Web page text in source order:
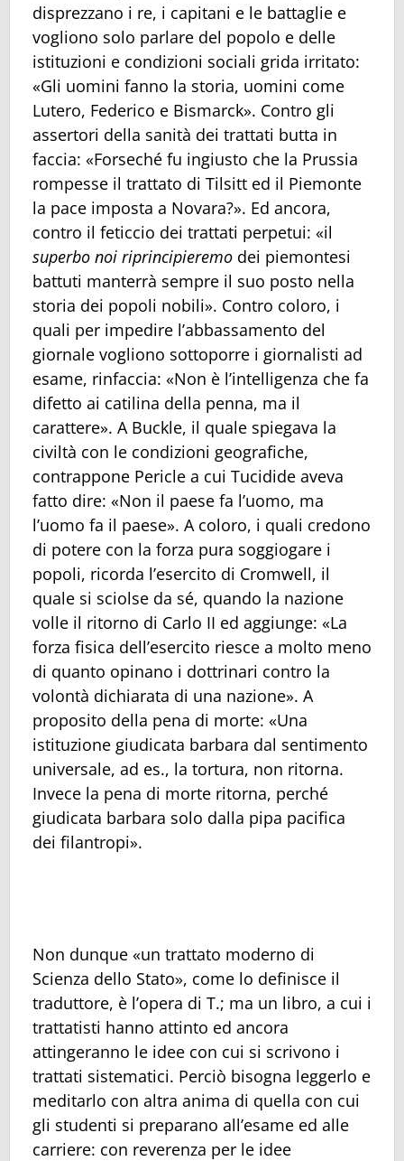
disprezzano i re, i capitani e le battaglie e
vogliono solo parlare del popolo e delle
istituzioni e condizioni sociali grida irritato:
«Gli uomini fanno la storia, uomini come
Lutero, Federico e Bismarck». Contro gli
assertori della sanità dei trattati butta in
faccia: «Forseché fu ingiusto che la Prussia
rompesse il trattato di Tilsitt ed il Piemonte
la pace imposta a Novara?». Ed ancora,
contro il feticcio dei trattati perpetui: «il
superbo noi riprincipieremo dei piemontesi
battuti manterrà sempre il suo posto nella
storia dei popoli nobili». Contro coloro, i
quali per impedire l’abbassamento del
giornale vogliono sottoporre i giornalisti ad
esame, rinfaccia: «Non è l’intelligenza che fa
difetto ai catilina della penna, ma il
carattere». A Buckle, il quale spiegava la
civiltà con le condizioni geografiche,
contrappone Pericle a cui Tucidide aveva
fatto dire: «Non il paese fa l’uomo, ma
l’uomo fa il paese». A coloro, i quali credono
di potere con la forza pura soggiogare i
popoli, ricorda l’esercito di Cromwell, il
quale si sciolse da sé, quando la nazione
volle il ritorno di Carlo II ed aggiunge: «La
forza fisica dell’esercito riesce a molto meno
di quanto opinano i dottrinari contro la
volontà dichiarata di una nazione». A
proposito della pena di morte: «Una
istituzione giudicata barbara dal sentimento
universale, ad es., la tortura, non ritorna.
Invece la pena di morte ritorna, perché
giudicata barbara solo dalla pipa pacifica
dei filantropi».
Non dunque «un trattato moderno di
Scienza dello Stato», come lo definisce il
traduttore, è l’opera di T.; ma un libro, a cui i
trattatisti hanno attinto ed ancora
attingeranno le idee con cui si scrivono i
trattati sistematici. Perciò bisogna leggerlo e
meditarlo con altra anima di quella con cui
gli studenti si preparano all’esame ed alle
carriere: con reverenza per le idee